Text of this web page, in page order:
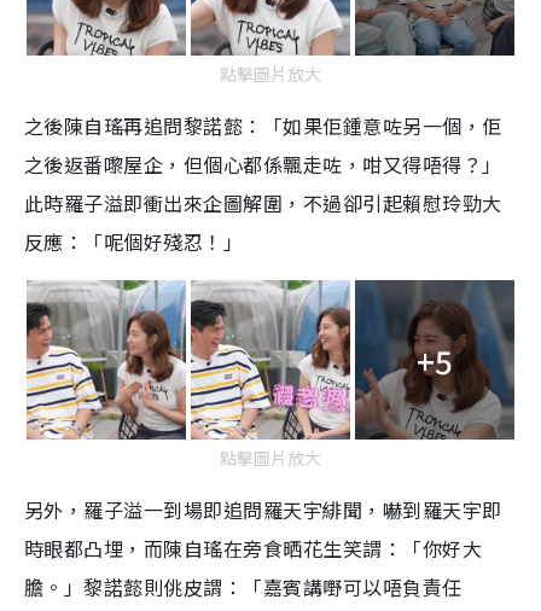
點擊圖片放大
之後陳自瑤再追問黎諾懿：「如果佢鍾意咗另一個，佢
之後返番嚟屋企，但個心都係飄走咗，咁又得唔得？」
此時羅子溢即衝出來企圖解圍，不過卻引起賴慰玲勁大
反應：「呢個好殘忍！」
+5
點擊圖片放大
另外，羅子溢一到場即追問羅天宇緋聞，嚇到羅天宇即
時眼都凸埋，而陳自瑤在旁食晒花生笑謂：「你好大
膽。」黎諾懿則佻皮謂：「嘉賓講嘢可以唔負責任